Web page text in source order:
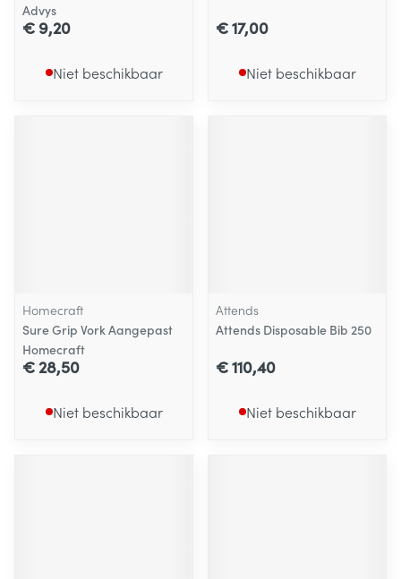
Advys
€ 9,20
Niet beschikbaar
€ 17,00
Niet beschikbaar
Homecraft
Sure Grip Vork Aangepast
Homecraft
€ 28,50
Niet beschikbaar
Attends
Attends Disposable Bib 250
€ 110,40
Niet beschikbaar